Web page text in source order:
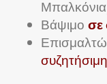
Βάψιμο σε
συζητήσιμη